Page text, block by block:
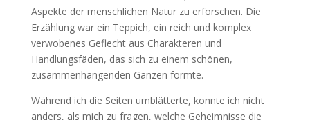
Aspekte der menschlichen Natur zu erforschen. Die
Erzählung war ein Teppich, ein reich und komplex
verwobenes Geflecht aus Charakteren und
Handlungsfäden, das sich zu einem schönen,
zusammenhängenden Ganzen formte.
Während ich die Seiten umblätterte, konnte ich nicht
anders, als mich zu fragen, welche Geheimnisse die